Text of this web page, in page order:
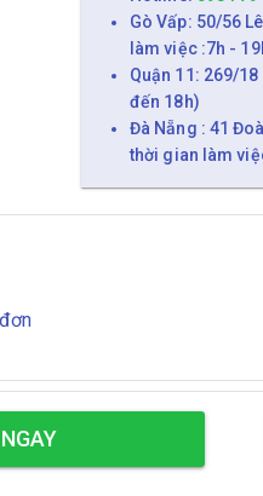
Gò Vấp: 50/56
làm việc :7h -
Quận 11: 269/
đến 18h)
Đà Nẵng : 41
thời gian làm